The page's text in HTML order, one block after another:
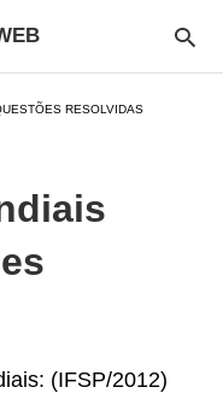
RESOLVIDAS
(IFSP/2012)